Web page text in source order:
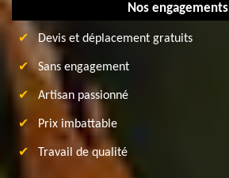
Nos engagements
Devis et déplacement gratuits
Sans engagement
Artisan passionné
Prix imbattable
Travail de qualité